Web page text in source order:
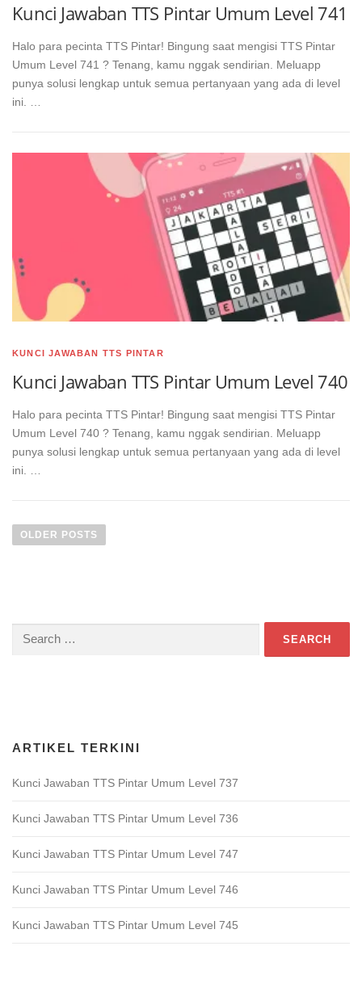
Kunci Jawaban TTS Pintar Umum Level 741
Halo para pecinta TTS Pintar! Bingung saat mengisi TTS Pintar
Umum Level 741 ? Tenang, kamu nggak sendirian. Meluapp
punya solusi lengkap untuk semua pertanyaan yang ada di level
ini. …
KUNCI JAWABAN TTS PINTAR
Kunci Jawaban TTS Pintar Umum Level 740
Halo para pecinta TTS Pintar! Bingung saat mengisi TTS Pintar
Umum Level 740 ? Tenang, kamu nggak sendirian. Meluapp
punya solusi lengkap untuk semua pertanyaan yang ada di level
ini. …
navigation
OLDER POSTS
Search
ARTIKEL TERKINI
Kunci Jawaban TTS Pintar Umum Level 737
Kunci Jawaban TTS Pintar Umum Level 736
Kunci Jawaban TTS Pintar Umum Level 747
Kunci Jawaban TTS Pintar Umum Level 746
Kunci Jawaban TTS Pintar Umum Level 745